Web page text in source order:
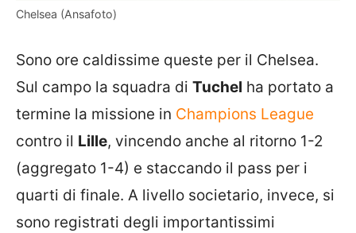
Chelsea (Ansafoto)
Sono ore caldissime queste per il Chelsea.
Sul campo la squadra di Tuchel ha portato a
termine la missione in Champions League
contro il Lille, vincendo anche al ritorno 1-2
(aggregato 1-4) e staccando il pass per i
quarti di finale. A livello societario, invece, si
sono registrati degli importantissimi